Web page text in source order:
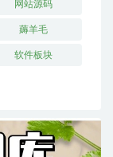
网站源码
薅羊毛
软件板块